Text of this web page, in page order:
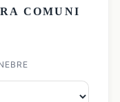
COMUNI